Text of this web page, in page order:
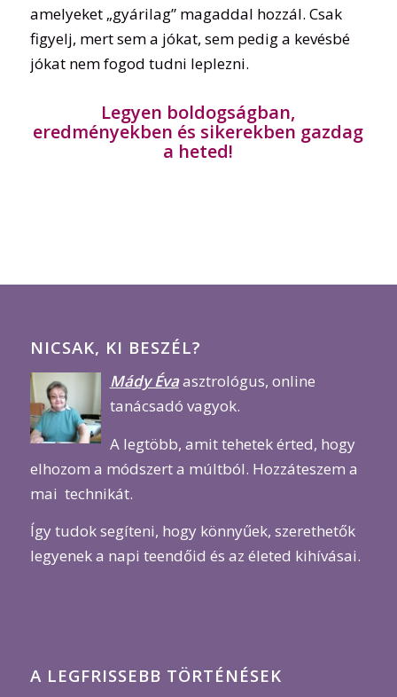
amelyeket „gyárilag” magaddal hozzál. Csak
figyelj, mert sem a jókat, sem pedig a kevésbé
jókat nem fogod tudni leplezni.
Legyen boldogságban,
eredményekben és sikerekben gazdag
a heted!
NICSAK, KI BESZÉL?
Mády Évaasztrológus, online
tanácsadó vagyok.
A legtöbb, amit tehetek érted, hogy
elhozom a módszert a múltból. Hozzáteszem a
mai technikát.
Így tudok segíteni, hogy könnyűek, szerethetők
legyenek a napi teendőid és az életed kihívásai.
A LEGFRISSEBB TÖRTÉNÉSEK